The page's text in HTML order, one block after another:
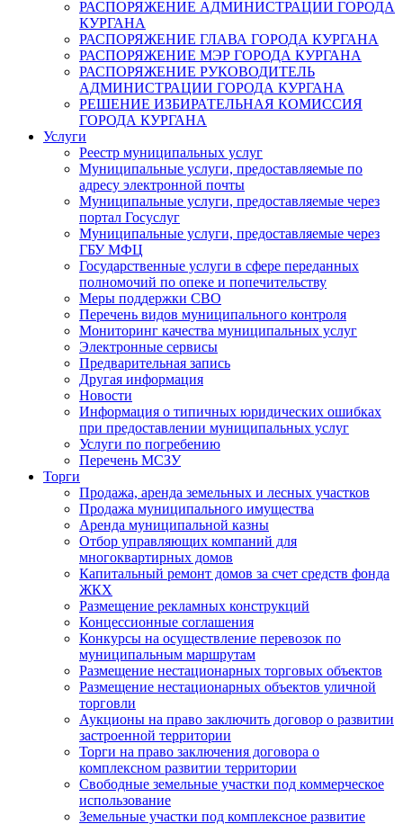
РАСПОРЯЖЕНИЕ АДМИНИСТРАЦИИ ГОРОДА
КУРГАНА
РАСПОРЯЖЕНИЕ ГЛАВА ГОРОДА КУРГАНА
РАСПОРЯЖЕНИЕ МЭР ГОРОДА КУРГАНА
РАСПОРЯЖЕНИЕ РУКОВОДИТЕЛЬ
АДМИНИСТРАЦИИ ГОРОДА КУРГАНА
РЕШЕНИЕ ИЗБИРАТЕЛЬНАЯ КОМИССИЯ
ГОРОДА КУРГАНА
Услуги
Реестр муниципальных услуг
Муниципальные услуги, предоставляемые по
адресу электронной почты
Муниципальные услуги, предоставляемые через
портал Госуслуг
Муниципальные услуги, предоставляемые через
ГБУ МФЦ
Государственные услуги в сфере переданных
полномочий по опеке и попечительству
Меры поддержки СВО
Перечень видов муниципального контроля
Мониторинг качества муниципальных услуг
Электронные сервисы
Предварительная запись
Другая информация
Новости
Информация о типичных юридических ошибках
при предоставлении муниципальных услуг
Услуги по погребению
Перечень МСЗУ
Торги
Продажа, аренда земельных и лесных участков
Продажа муниципального имущества
Аренда муниципальной казны
Отбор управляющих компаний для
многоквартирных домов
Капитальный ремонт домов за счет средств фонда
ЖКХ
Размещение рекламных конструкций
Концессионные соглашения
Конкурсы на осуществление перевозок по
муниципальным маршрутам
Размещение нестационарных торговых объектов
Размещение нестационарных объектов уличной
торговли
Аукционы на право заключить договор о развитии
застроенной территории
Торги на право заключения договора о
комплексном развитии территории
Свободные земельные участки под коммерческое
использование
Земельные участки под комплексное развитие